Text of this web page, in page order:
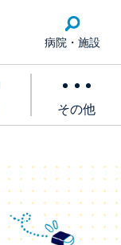
病院・施設
その他